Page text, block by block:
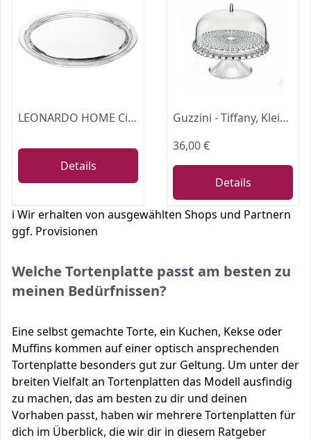
LEONARDO HOME Ciao, spülmaschinengeeigneter Torten-Teller, Glas-Platte für Torten und Kuchen, Ø 315 mm, 069000
Details
Guzzini - Tiffany, Kleine Tortenplatte Mit Fuß Und Haube - Transparent, Ø30 x h27 cm - 19940100
36,00 €
Details
ℹ️ Wir erhalten von ausgewählten Shops und Partnern
ggf. Provisionen
Welche Tortenplatte passt am besten zu
meinen Bedürfnissen?
Eine selbst gemachte Torte, ein Kuchen, Kekse oder
Muffins kommen auf einer optisch ansprechenden
Tortenplatte besonders gut zur Geltung. Um unter der
breiten Vielfalt an Tortenplatten das Modell ausfindig
zu machen, das am besten zu dir und deinen
Vorhaben passt, haben wir mehrere Tortenplatten für
dich im Überblick, die wir dir in diesem Ratgeber